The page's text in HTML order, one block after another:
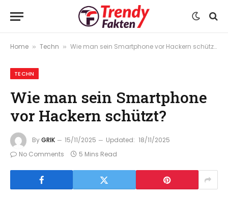
Home » Techn » Wie man sein Smartphone vor Hackern schützt?
TECHN
Wie man sein Smartphone
vor Hackern schützt?
ByGRIK 15/11/2025 Updated: 18/11/2025
No Comments
5 Mins Read